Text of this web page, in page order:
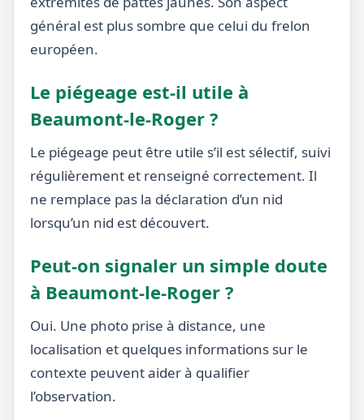
général est plus sombre que celui du frelon
européen.
Le piégeage est-il utile à
Beaumont-le-Roger ?
Le piégeage peut être utile s’il est sélectif, suivi
régulièrement et renseigné correctement. Il
ne remplace pas la déclaration d’un nid
lorsqu’un nid est découvert.
Peut-on signaler un simple doute
à Beaumont-le-Roger ?
Oui. Une photo prise à distance, une
localisation et quelques informations sur le
contexte peuvent aider à qualifier
l’observation.